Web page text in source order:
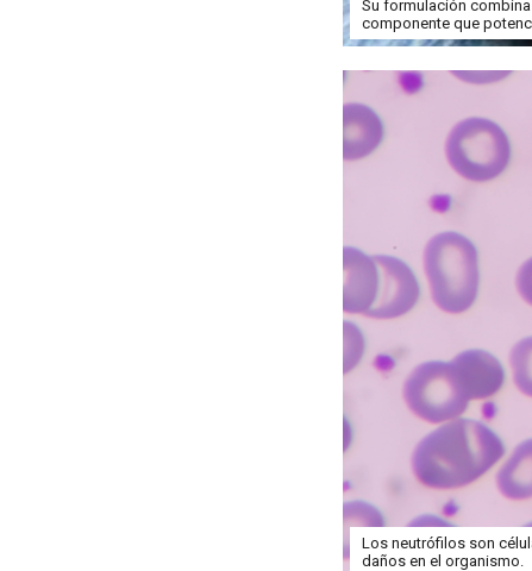
Su formulación
componente que
Los neutrófilos son
daños en el organismo.